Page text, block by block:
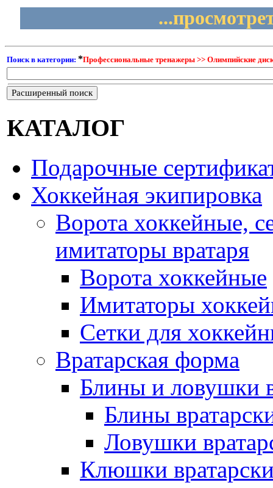
Поиск в категории: *Профессиональные тренажеры >> Олимпийские
Расширенный поиск
КАТАЛОГ
Подарочные
Хоккейная экипировка
Ворота хоккейные,
имитаторы вратаря
Ворота хоккейные
Имитаторы
Сетки для
Вратарская форма
Блины и ловушки
Блины
Ловушки
Клюшки